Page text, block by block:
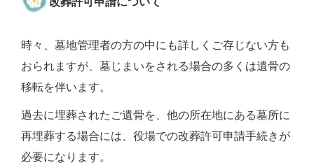
時々、墓地管理者の方の中にも詳しくご存じない方も
おられますが、墓じまいをされる場合の多くは遺骨の
移転を伴います。
過去に埋葬されたご遺骨を、他の所在地にある墓所に
再埋葬する場合には、役場での改葬許可申請手続きが
必要になります。